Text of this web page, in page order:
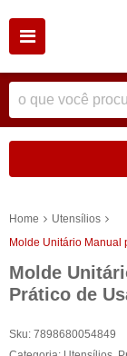
Home
Utensílios
Molde Unitário Manual
Molde
Prático de
Sku: 7898680054849